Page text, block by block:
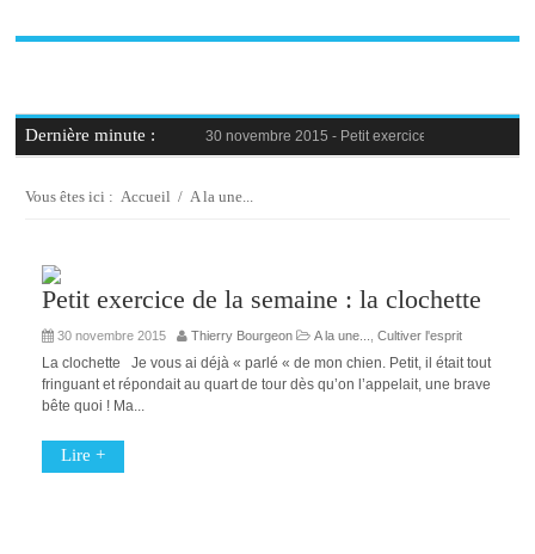
Dernière minute : 30 novembre 2015 - Petit exercice de la semaine
30 novembre 2015 -Blague au bureau #9
23 novembre 2015 -
Vous êtes ici :Accueil /A la une...
Petit exercice de la semaine : la clochette
30 novembre 2015 Thierry Bourgeon A la une... Cultiver l'esprit
La clochette Je vous ai déjà « parlé « de mon chien. Petit, il était tout
fringuant et répondait au quart de tour dès qu’on l’appelait, une brave
bête quoi ! Ma...
Lire +